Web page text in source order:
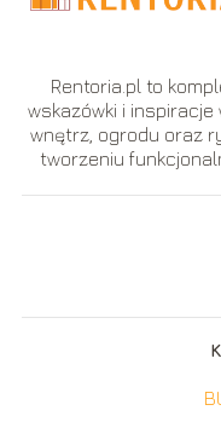
Rentoria.pl to
wskazówki i
wnętrz, ogrodu oraz
tworzeniu